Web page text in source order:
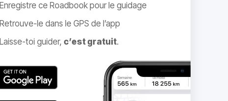
Enregistre ce Roadbook pour le guidage
Retrouve-le dans le GPS de l’app
Laisse-toi guider, c’est gratuit.